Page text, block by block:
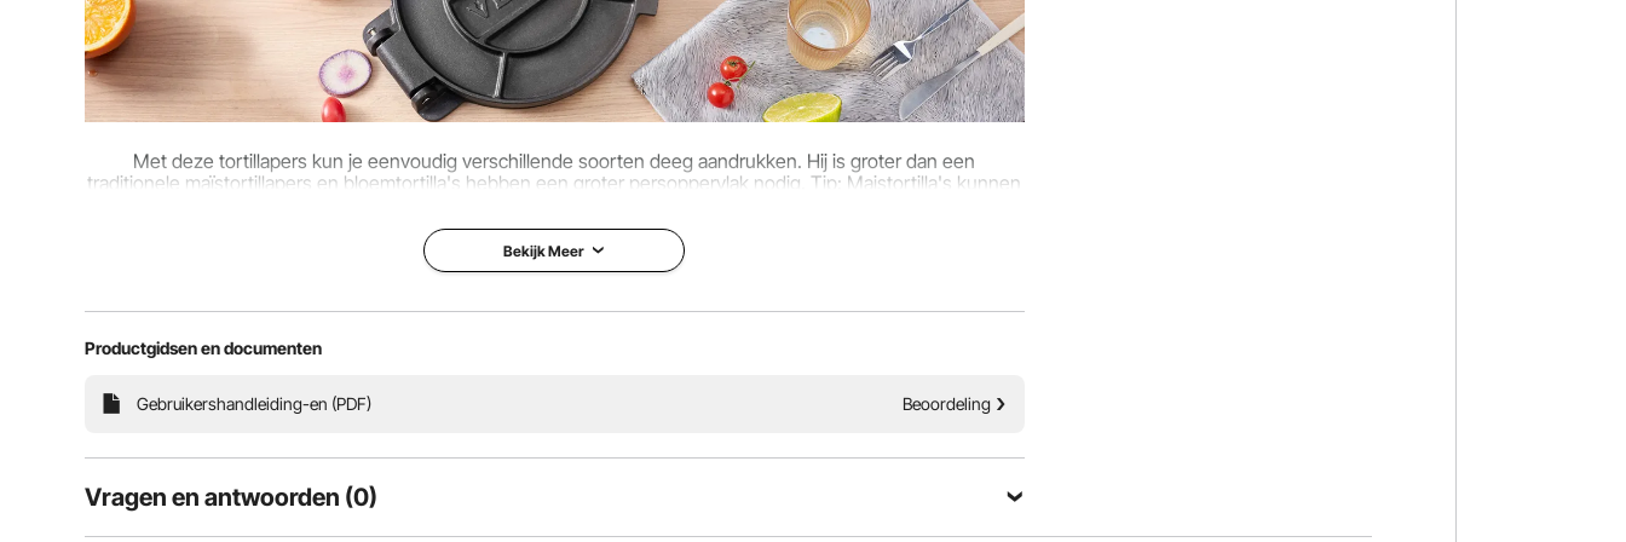
Met deze tortillapers kun je eenvoudig verschillende soorten deeg aandrukken. Hij is groter dan een
traditionele maïstortillapers en bloemtortilla's hebben een groter persoppervlak nodig. Tip: Maistortilla's kunnen
Bekijk Meer
Productgidsen en documenten
Gebruikershandleiding-en (PDF) Beoordeling
Vragen en antwoorden (0)